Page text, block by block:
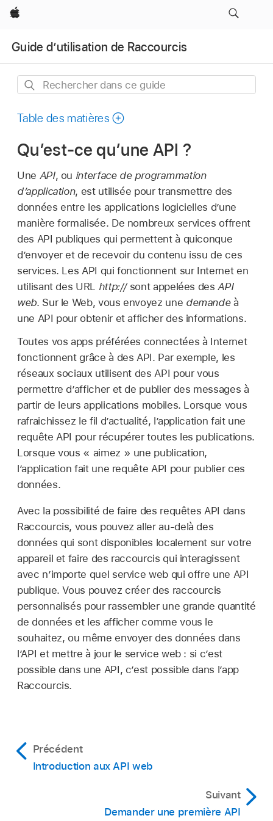
Apple
Guide d’utilisation de Raccourcis
Rechercher
ce
Table des matières
Qu’est-ce qu’une API ?
Une API, ou interface de programmation
d’application, est utilisée pour transmettre des
données entre les applications logicielles d’une
manière formalisée. De nombreux services offrent
des API publiques qui permettent à quiconque
d’envoyer et de recevoir du contenu issu de ces
services. Les API qui fonctionnent sur Internet en
utilisant des URL http://sont appelées desAPI
web. Sur le Web, vous envoyez une demandeà
une API pour obtenir et afficher des informations.
Toutes vos apps préférées connectées à Internet
fonctionnent grâce à des API. Par exemple, les
réseaux sociaux utilisent des API pour vous
permettre d’afficher et de publier des messages à
partir de leurs applications mobiles. Lorsque vous
rafraichissez le fil d’actualité, l’application fait une
requête API pour récupérer toutes les publications.
Lorsque vous « aimez » une publication,
l’application fait une requête API pour publier ces
données.
Avec la possibilité de faire des requêtes API dans
Raccourcis, vous pouvez aller au-delà des
données qui sont disponibles localement sur votre
appareil et faire des raccourcis qui interagissent
avec n’importe quel service web qui offre une API
publique. Vous pouvez créer des raccourcis
personnalisés pour rassembler une grande quantité
de données et les afficher comme vous le
souhaitez, ou même envoyer des données dans
l’API et mettre à jour le service web : si c’est
possible dans une API, c’est possible dans l’app
Raccourcis.
Précédent
Introduction aux API web
Suivant
Demander une première API